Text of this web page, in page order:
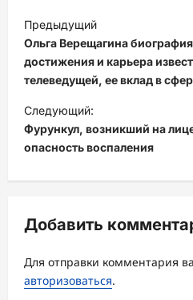
Н
а
в
и
г
а
я
з
а
п
Предыдущий
Ольга Верещагина
достижения и карьера
телеведущей, ее вклад в
Следующий:
Фурункул, возникший на
опасность воспаления
Добавить
Для отправки комментария
авторизоваться.